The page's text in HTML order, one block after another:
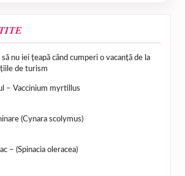
nu iei țeapă când cumperi o vacanță de la
de turism
– Vaccinium myrtillus
(Cynara scolymus)
– (Spinacia oleracea)